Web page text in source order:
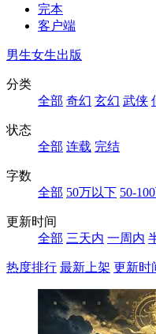
完本
客户端
男生女生出版
分类
全部 奇幻 玄幻 武侠
状态
全部 连载 完结
字数
全部 50万以下 50-
更新时间
全部 三天内 一周内
热度排行 最新上架 更新时